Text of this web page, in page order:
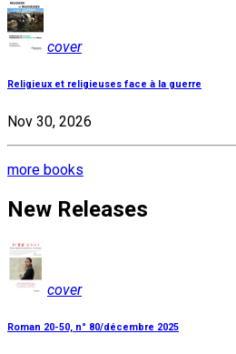
cover
Religieux et religieuses face à la guerre
Nov 30, 2026
more books
New Releases
cover
Roman 20-50, n° 80/décembre 2025